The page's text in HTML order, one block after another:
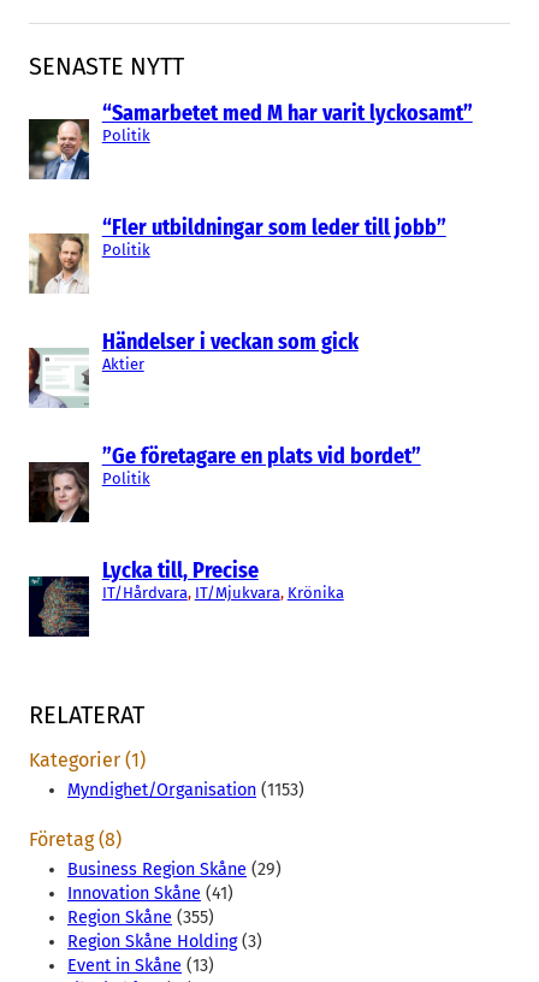
SENASTE NYTT
“Samarbetet med M har varit lyckosamt”
Politik
“Fler utbildningar som leder till jobb”
Politik
Händelser i veckan som gick
Aktier
”Ge företagare en plats vid bordet”
Politik
Lycka till, Precise
IT/Hårdvara, IT/Mjukvara, Krönika
RELATERAT
Kategorier (1)
Myndighet/Organisation (1153)
Företag (8)
Business Region Skåne (29)
Innovation Skåne (41)
Region Skåne (355)
Region Skåne Holding(3)
Event in Skåne (13)